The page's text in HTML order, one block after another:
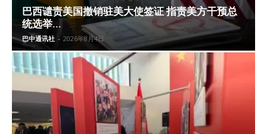
巴西谴责美国撤销驻美大使签证 指责美方干预总
统选举...
巴中通讯社 - 2026年8月4日